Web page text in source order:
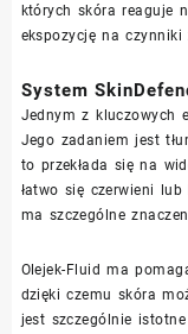
których skóra reaguje
ekspozycję na czynniki
System
Jednym z kluczowych
Jego zadaniem jest
to przekłada się na
łatwo się czerwieni
ma szczególne
Olejek-Fluid ma
dzięki czemu skóra
jest szczególnie